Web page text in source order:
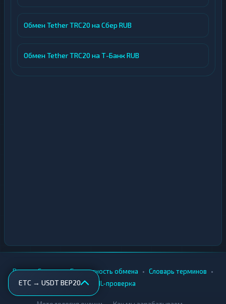
Обмен Tether TRC20 на Сбер RUB
Обмен Tether TRC20 на Т-Банк RUB
ETC → USDT BEP20
Вики • Города • Безопасность обмена • Словарь терминов •
AML-проверка